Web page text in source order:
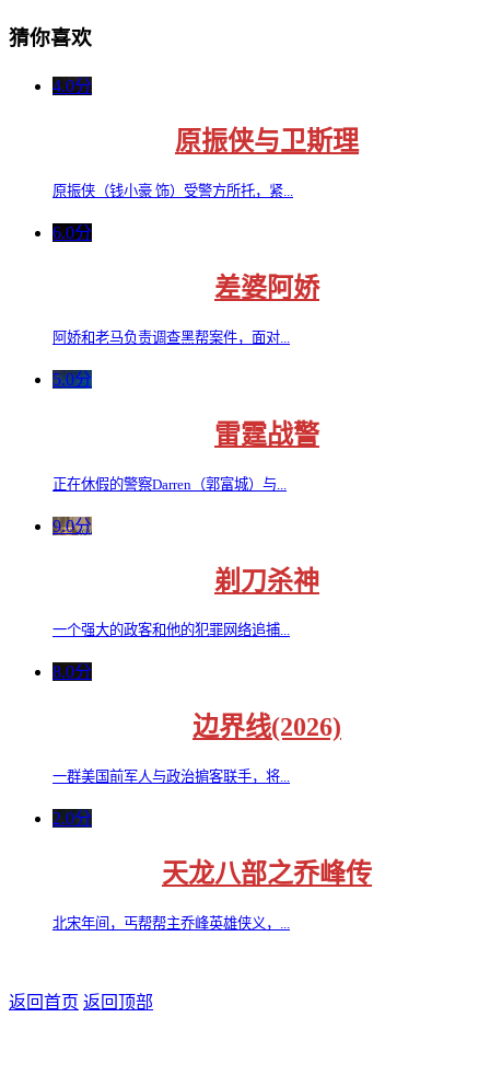
猜你喜欢
4.0分
原振侠与卫斯理
原振侠（钱小豪 饰）受警方所托，紧...
6.0分
差婆阿娇
阿娇和老马负责调查黑帮案件，面对...
5.0分
雷霆战警
正在休假的警察Darren（郭富城）与...
9.0分
剃刀杀神
一个强大的政客和他的犯罪网络追捕...
8.0分
边界线(2026)
一群美国前军人与政治掮客联手，将...
2.0分
天龙八部之乔峰传
北宋年间，丐帮帮主乔峰英雄侠义，...
返回首页 返回顶部